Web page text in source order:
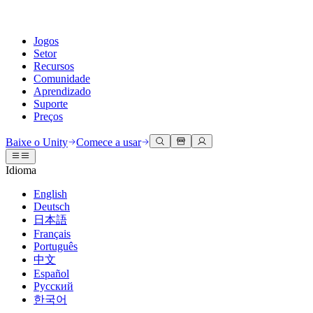
Jogos
Setor
Recursos
Comunidade
Aprendizado
Suporte
Preços
Engine do Unity
Crie jogos 2D e 3D para qualquer plataforma
Colaboração
Colabore e itere rapidamente com sua equipe
Baixe o Unity
Planos e preços
Implante
Multiplataforma
Colaboração 3D
Construa e revise projetos 3D em tempo real
Treinamento imersivo
Treine em ambientes imersivos
Experiências do cliente
Crie experiências interativas em 3D
Setores
Manufatura
Documentação
Ferramentas de desenvolvedor
Versões de lançamento e rastreador de problemas
Roteiro
Revisar recursos futuros
Glossário
Discussões
Eventos
Eventos globais e locais
Histórias da comunidade
Made with Unity
Mostrando criadores do Unity
Unity Learn
Domine habilidades do Unity gratuitamente
Treinamento profissional
Aprimore sua equipe com treinadores do Unity
É iniciante no Unity?
Conceitos básicos
Inicie seu aprendizado
Caminhos Essenciais do Unity
Obter ajuda
Ajudando você a ter sucesso com Unity
Planos de sucesso
Alcance seus objetivos mais rápido com suporte especializado
Perguntas frequentes
Respostas para perguntas comuns
Entre em contato conosco
Conecte-se com nossa equipe
Baixe o Unity Comece a usar
Idioma
English
Deutsch
日本語
Français
Português
中文
Español
Русский
한국어